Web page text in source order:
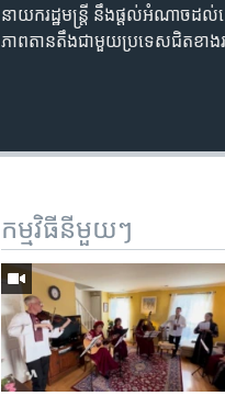
នាយក​រដ្ឋមន្រ្តី នឹង​ផ្តល់​អំណាច​ដល់​ល
ភាពតានតឹង​ជាមួយ​ប្រទេស​ជិតខាង​
កម្មវិធី​នីមួយៗ